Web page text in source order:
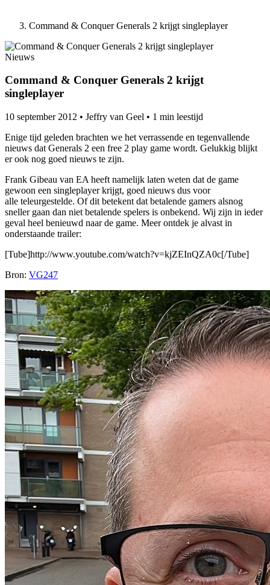
Command & Conquer Generals 2 krijgt singleplayer
Nieuws
Command & Conquer Generals 2 krijgt
singleplayer
10 september 2012 • Jeffry van Geel • 1 min leestijd
Enige tijd geleden brachten we het verrassende en tegenvallende
nieuws dat Generals 2 een free 2 play game wordt. Gelukkig blijkt
er ook nog goed nieuws te zijn.
Frank Gibeau van EA heeft namelijk laten weten dat de game
gewoon een singleplayer krijgt, goed nieuws dus voor
alle teleurgestelde. Of dit betekent dat betalende gamers alsnog
sneller gaan dan niet betalende spelers is onbekend. Wij zijn in ieder
geval heel benieuwd naar de game. Meer ontdek je alvast in
onderstaande trailer:
[Tube]http://www.youtube.com/watch?v=kjZEInQZA0c[/Tube]
Bron: VG247